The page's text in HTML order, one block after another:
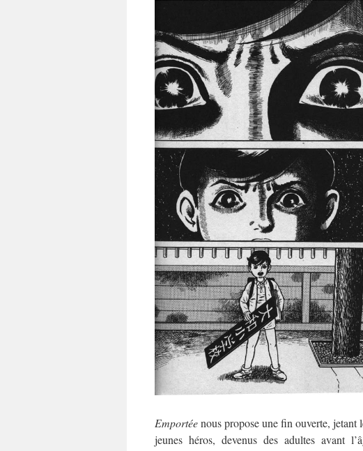
Emportéenous propose une fin ouverte, jetant
jeunes héros, devenus des adultes avant